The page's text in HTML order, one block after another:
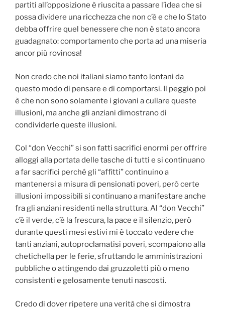
partiti all’opposizione è riuscita a passare l’idea che si
possa dividere una ricchezza che non c’è e che lo Stato
debba offrire quel benessere che non è stato ancora
guadagnato: comportamento che porta ad una miseria
ancor più rovinosa!
Non credo che noi italiani siamo tanto lontani da
questo modo di pensare e di comportarsi. Il peggio poi
è che non sono solamente i giovani a cullare queste
illusioni, ma anche gli anziani dimostrano di
condividerle queste illusioni.
Col “don Vecchi” si son fatti sacrifici enormi per offrire
alloggi alla portata delle tasche di tutti e si continuano
a far sacrifici perché gli “affitti” continuino a
mantenersi a misura di pensionati poveri, però certe
illusioni impossibili si continuano a manifestare anche
fra gli anziani residenti nella struttura. Al “don Vecchi”
c’è il verde, c’è la frescura, la pace e il silenzio, però
durante questi mesi estivi mi è toccato vedere che
tanti anziani, autoproclamatisi poveri, scompaiono alla
chetichella per le ferie, sfruttando le amministrazioni
pubbliche o attingendo dai gruzzoletti più o meno
consistenti e gelosamente tenuti nascosti.
Credo di dover ripetere una verità che si dimostra